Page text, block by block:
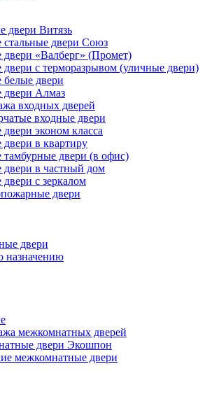
двери Витязь
двери Союз
«Валберг» (Промет)
с терморазрывом (уличные двери)
двери
двери Алмаз
входных дверей
входные двери
эконом класса
в квартиру
двери (в офис)
в частный дом
с зеркалом
двери
двери
назначению
межкомнатных дверей
двери Экошпон
межкомнатные двери